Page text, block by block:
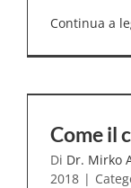
Continua a
Come il
Di Dr. Mirko
2018 |